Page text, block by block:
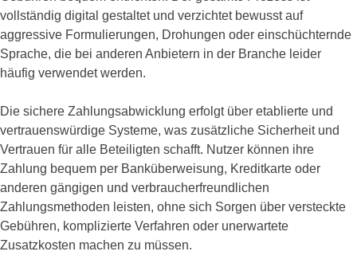
vollständig digital gestaltet und verzichtet bewusst auf
aggressive Formulierungen, Drohungen oder einschüchternde
Sprache, die bei anderen Anbietern in der Branche leider
häufig verwendet werden.
Die sichere Zahlungsabwicklung erfolgt über etablierte und
vertrauenswürdige Systeme, was zusätzliche Sicherheit und
Vertrauen für alle Beteiligten schafft. Nutzer können ihre
Zahlung bequem per Banküberweisung, Kreditkarte oder
anderen gängigen und verbraucherfreundlichen
Zahlungsmethoden leisten, ohne sich Sorgen über versteckte
Gebühren, komplizierte Verfahren oder unerwartete
Zusatzkosten machen zu müssen.